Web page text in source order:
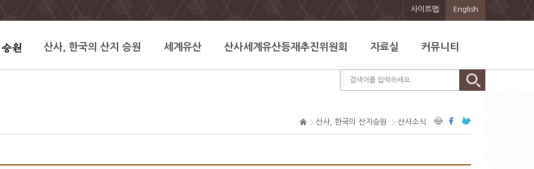
사이트맵 English
산사, 한국의 산지 승원 세계유산 산사세계유산등재추진위원회 자료실 커뮤니티
산사, 한국의 산지승원 산사소식